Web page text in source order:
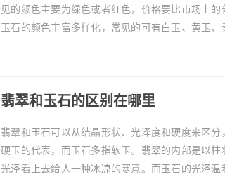
见的颜色主要为绿色或者红色，价格要比市场上
玉石的颜色丰富多样化，常见的可有白玉、黄玉、
翡翠和玉石的区别在哪里
翡翠和玉石可以从结晶形状、光泽度和硬度来区分
硬玉的代表，而玉石多指软玉。翡翠的内部是以
光泽看上去给人一种冰凉的寒意。而玉石的光泽温